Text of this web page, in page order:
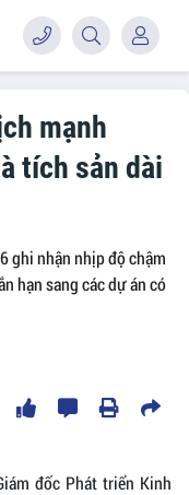
mạnh
tích sản dài
ghi nhận nhịp độ chậm
hạn sang các dự án có
đốc Phát triển Kinh